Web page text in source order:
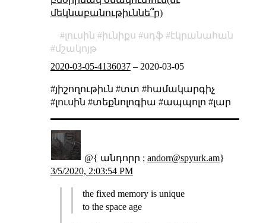
մեկնաբանութիւննե՞ր)
լուսին իւնիքս սդֆ
էկրանահան
մշակոյթ
2020-03-05-4136037– 2020-03-05
#յիշողութիւն #տտ #համակարգիչ
#լուսին #տեքնոլոգիա #ապպոլո #լար
@{ անդորր ; andorr@spyurk.am}
3/5/2020, 2:03:54 PM
the fixed memory is unique
to the space age